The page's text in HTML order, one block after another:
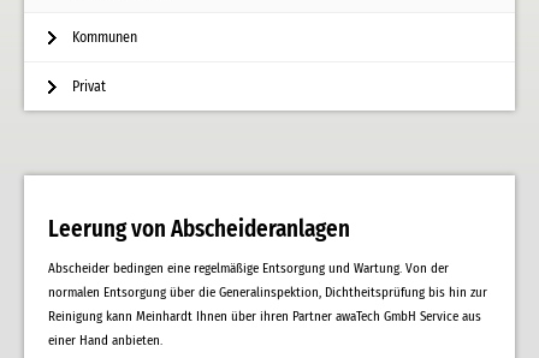
Kommunen
Privat
Leerung von Abscheideranlagen
Abscheider bedingen eine regelmäßige Entsorgung und Wartung. Von der
normalen Entsorgung über die Generalinspektion, Dichtheitsprüfung bis hin zur
Reinigung kann Meinhardt Ihnen über ihren Partner awaTech GmbH Service aus
einer Hand anbieten.